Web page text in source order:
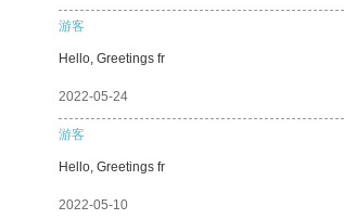
游客
Hello, Greetings fr
2022-05-24
游客
Hello, Greetings fr
2022-05-10